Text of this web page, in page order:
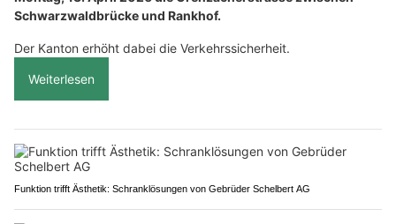
Schwarzwaldbrücke und Rankhof.
Der Kanton erhöht dabei die Verkehrssicherheit.
Weiterlesen
Funktion trifft Ästhetik: Schranklösungen von Gebrüder Schelbert AG